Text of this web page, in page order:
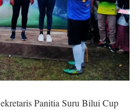
Panitia Suru Bilui Cup